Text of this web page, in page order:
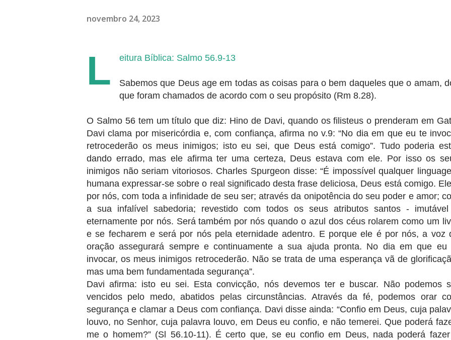
novembro 24, 2023
L eitura Bíblica: Salmo 56.9-13
Sabemos que Deus age em todas as coisas para o bem daqueles que o amam,
que foram chamados de acordo com o seu propósito (Rm 8.28).
O Salmo 56 tem um título que diz: Hino de Davi, quando os filisteus o prenderam em
Davi clama por misericórdia e, com confiança, afirma no v.9: “No dia em que eu te
retrocederão os meus inimigos; isto eu sei, que Deus está comigo”. Tudo poderia
dando errado, mas ele afirma ter uma certeza, Deus estava com ele. Por isso os
inimigos não seriam vitoriosos. Charles Spurgeon disse: “É impossível qualquer
humana expressar-se sobre o real significado desta frase deliciosa, Deus está comigo.
por nós, com toda a infinidade de seu ser; através da onipotência do seu poder e amor;
a sua infalível sabedoria; revestido com todos os seus atributos santos -
eternamente por nós. Será também por nós quando o azul dos céus rolarem como um
e se fecharem e será por nós pela eternidade adentro. E porque ele é por nós, a voz
oração assegurará sempre e continuamente a sua ajuda pronta. No dia em que eu
invocar, os meus inimigos retrocederão. Não se trata de uma esperança vã de
mas uma bem fundamentada segurança”.
Davi afirma: isto eu sei. Esta convicção, nós devemos ter e buscar. Não podemos
vencidos pelo medo, abatidos pelas circunstâncias. Através da fé, podemos orar
segurança e clamar a Deus com confiança. Davi disse ainda: “Confio em Deus, cuja
louvo, no Senhor, cuja palavra louvo, em Deus eu confio, e não temerei. Que poderá
me o homem?” (Sl 56.10-11). É certo que, se eu confio em Deus, nada poderá